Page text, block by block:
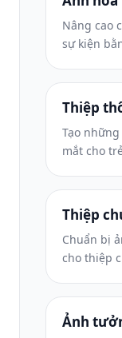
Nâng cao
sự kiện
khấu hiệu
của đám
chụp ở
Thiệp
Tạo
mắt cho
lộn xộn
sàng để in
Thiệp
Chuẩn bị
cho thiệp
kích thước
Ảnh